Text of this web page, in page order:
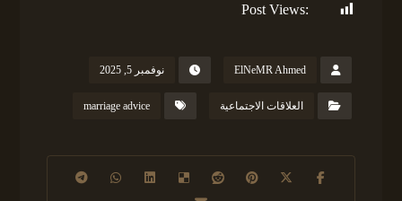
Post Views:
ElNeMR Ahmed نوفمبر 5, 2025
العلاقات الاجتماعية marriage advice